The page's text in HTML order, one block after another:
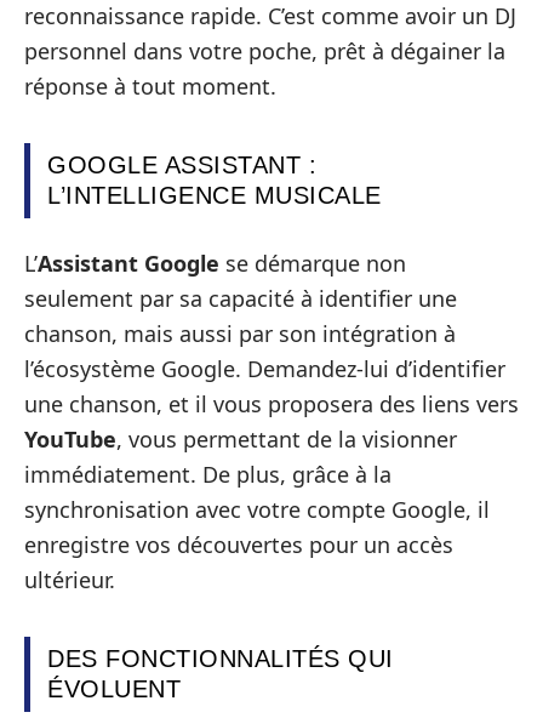
reconnaissance rapide. C’est comme avoir un DJ
personnel dans votre poche, prêt à dégainer la
réponse à tout moment.
GOOGLE ASSISTANT :
L’INTELLIGENCE MUSICALE
L’Assistant Google se démarque non
seulement par sa capacité à identifier une
chanson, mais aussi par son intégration à
l’écosystème Google. Demandez-lui d’identifier
une chanson, et il vous proposera des liens vers
YouTube, vous permettant de la visionner
immédiatement. De plus, grâce à la
synchronisation avec votre compte Google, il
enregistre vos découvertes pour un accès
ultérieur.
DES FONCTIONNALITÉS QUI
ÉVOLUENT